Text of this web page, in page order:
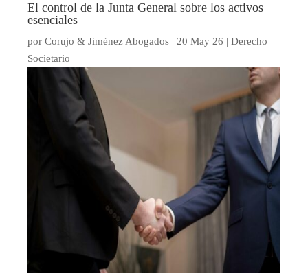
El control de la Junta General sobre los activos
esenciales
por Corujo & Jiménez Abogados | 20 May 26 | Derecho
Societario